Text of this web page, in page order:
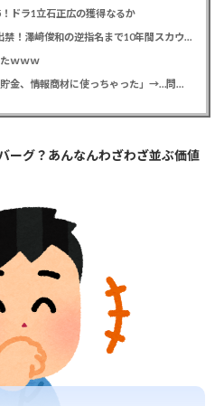
ドラ1立石正広の獲得なるか
緒方孝市カープドラ3指名で青学出禁！澤﨑俊和の逆指名まで10年間スカウト出禁
ｗｗｗ
【悲報】彼女「ごめん！俺くんの貯金、情報商材に使っちゃった」→…問い詰めたらギャン泣きされたんだが俺が悪いのか？
ーグ？あんなんわざわざ並ぶ価値